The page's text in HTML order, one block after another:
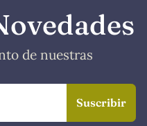
de nuestras